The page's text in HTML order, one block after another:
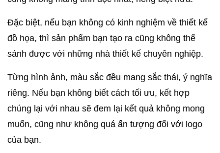
Đặc biệt, nếu bạn không có kinh nghiệm về thiết kế
đồ họa, thì sản phẩm bạn tạo ra cũng không thể
sánh được với những nhà thiết kế chuyên nghiệp.
Từng hình ảnh, màu sắc đều mang sắc thái, ý nghĩa
riêng. Nếu bạn không biết cách tối ưu, kết hợp
chúng lại với nhau sẽ đem lại kết quả không mong
muốn, cũng như không quá ấn tượng đối với logo
của bạn.